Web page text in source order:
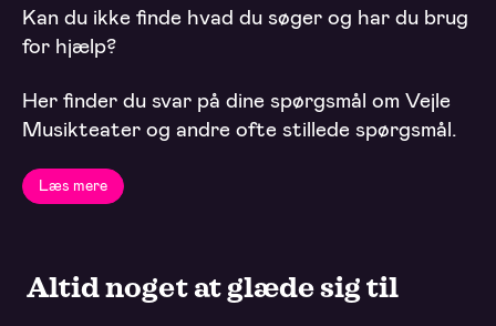
Kan du ikke finde hvad du søger og har du brug
for hjælp?
Her finder du svar på dine spørgsmål om Vejle
Musikteater og andre ofte stillede spørgsmål.
Læs mere
Altid noget at glæde sig til